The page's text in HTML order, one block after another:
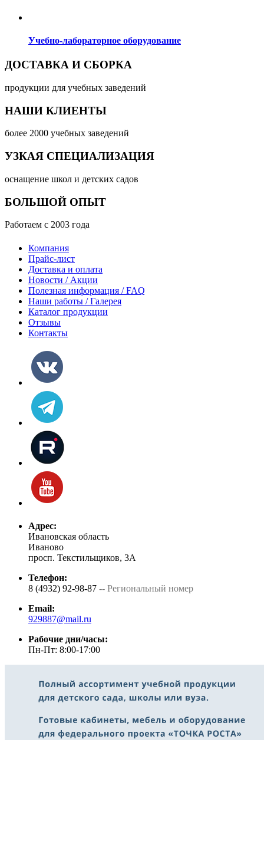
Учебно-лабораторное оборудование
ДОСТАВКА И СБОРКА
продукции для учебных заведений
НАШИ КЛИЕНТЫ
более 2000 учебных заведений
УЗКАЯ СПЕЦИАЛИЗАЦИЯ
оснащение школ и детских садов
БОЛЬШОЙ ОПЫТ
Работаем с 2003 года
Компания
Прайс-лист
Доставка и оплата
Новости / Акции
Полезная информация / FAQ
Наши работы / Галерея
Каталог продукции
Отзывы
Контакты
Адрес:
Ивановская область
Иваново
просп. Текстильщиков, 3А
Телефон:
8 (4932) 92-98-87 -- Региональный номер
Email:
929887@mail.ru
Рабочие дни/часы:
Пн-Пт: 8:00-17:00